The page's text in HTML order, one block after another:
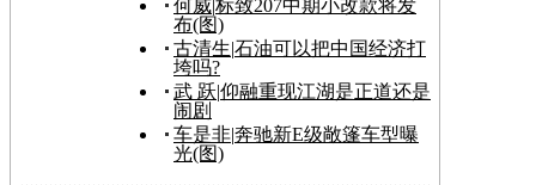
何威|标致207中期小改款将发
布(图)
古清生|石油可以把中国经济打
垮吗?
武 跃|仰融重现江湖是正道还是
闹剧
车是非|奔驰新E级敞篷车型曝
光(图)